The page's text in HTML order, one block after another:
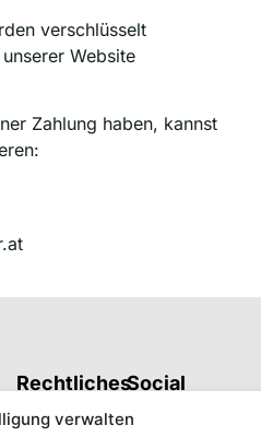
verwalten
verschlüsselt
Website
Zahlung haben, kannst
RechtlichesSocial